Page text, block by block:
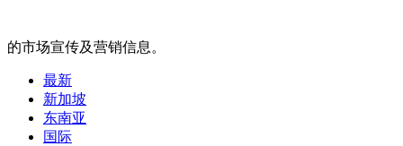
的市场宣传及营销信息。
最新
新加坡
东南亚
国际